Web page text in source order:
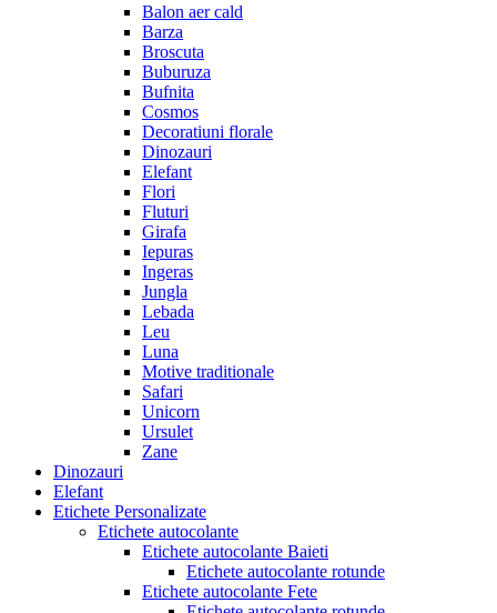
Balon aer cald
Barza
Broscuta
Buburuza
Bufnita
Cosmos
Decoratiuni florale
Dinozauri
Elefant
Flori
Fluturi
Girafa
Iepuras
Ingeras
Jungla
Lebada
Leu
Luna
Motive traditionale
Safari
Unicorn
Ursulet
Zane
Dinozauri
Elefant
Etichete Personalizate
Etichete autocolante
Etichete autocolante Baieti
Etichete autocolante rotunde
Etichete autocolante Fete